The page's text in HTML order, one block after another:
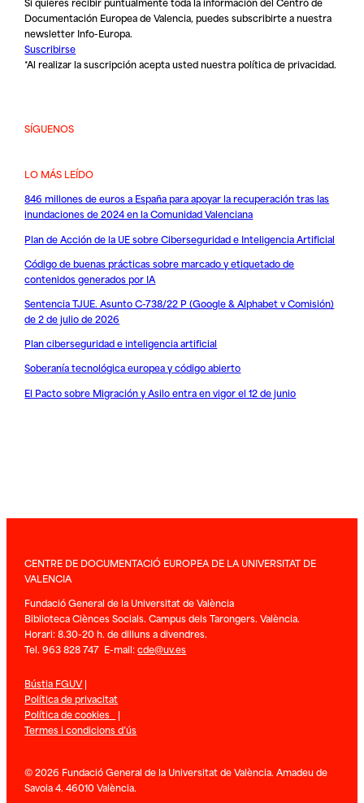
Documentación Europea de Valencia, puedes subscribirte a nuestra
newsletter Info-Europa.
Suscribirse
*Al realizar la suscripción acepta usted nuestrapolítica de privacidad.
SÍGUENOS
LO MÁS LEÍDO
846 millones de euros a España para apoyar la recuperación tras las
inundaciones de 2024 en la Comunidad Valenciana
Plan de Acción de la UE sobre Ciberseguridad e Inteligencia Artificial
Código de buenas prácticas sobre marcado y etiquetado de
contenidos generados por IA
Sentencia TJUE. Asunto C-738/22 P (Google & Alphabet v Comisión)
de 2 de julio de 2026
Plan ciberseguridad e inteligencia artificial
Soberanía tecnológica europea y código abierto
El Pacto sobre Migración y Asilo entra en vigor el 12 de junio
CENTRE DE DOCUMENTACIÓ EUROPEA DE LA UNIVERSITAT DE
VALENCIA
Fundació General de la Universitat de València
Biblioteca Ciènces Socials. Campus dels Tarongers. València.
Horari: 8.30-20 h. de dilluns a divendres.
Tel. 963 828 747 E-mail:cde@uv.es
Bústia FGUV|
Política de privacitat
Política de cookies |
Termes i condicions d’ús
© 2026 Fundació General de la Universitat de València. Amadeu de
Savoia 4. 46010 València.